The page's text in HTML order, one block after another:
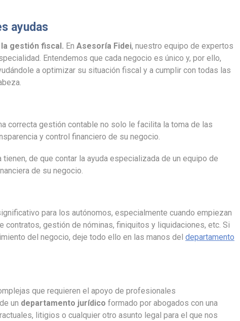
ayudas
gestión fiscal. En Asesoría Fidei, nuestro equipo de expertos
Entendemos que cada negocio es único y, por ello,
a optimizar su situación fiscal y a cumplir con todas las
correcta gestión contable no solo le facilita la toma de las
y control financiero de su negocio.
de que contar la ayuda especializada de un equipo de
de su negocio.
para los autónomos, especialmente cuando empiezan
contratos, gestión de nóminas, finiquitos y liquidaciones, etc. Si
del negocio, deje todo ello en las manos del departamento
que requieren el apoyo de profesionales
un departamento jurídico formado por abogados con una
litigios o cualquier otro asunto legal para el que nos